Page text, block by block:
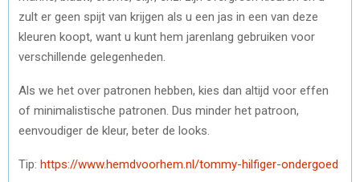
zult er geen spijt van krijgen als u een jas in een van deze
kleuren koopt, want u kunt hem jarenlang gebruiken voor
verschillende gelegenheden.
Als we het over patronen hebben, kies dan altijd voor effen
of minimalistische patronen. Dus minder het patroon,
eenvoudiger de kleur, beter de looks.
Tip: https://www.hemdvoorhem.nl/tommy-hilfiger-ondergoed